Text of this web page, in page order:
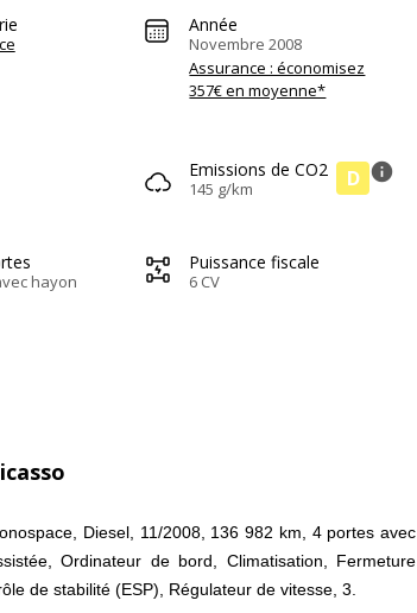
Année
Novembre 2008
Assurance : économisez
357€ en moyenne*
Emissions de CO2
145 g/km D info
hayon
Puissance fiscale
6 CV
Diesel, 11/2008, 136 982 km, 4 portes avec
Ordinateur de bord, Climatisation, Fermeture
de stabilité (ESP), Régulateur de vitesse, 3.